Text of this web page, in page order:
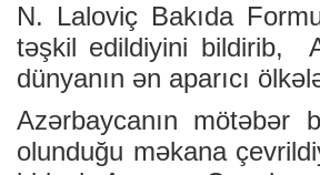
N. Laloviç Bakıda
təşkil edildiyini bildirib,
dünyanın ən aparıcı
Azərbaycanın mötəbər
olunduğu məkana